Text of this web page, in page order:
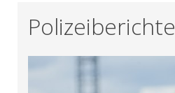
Polizeiberichte